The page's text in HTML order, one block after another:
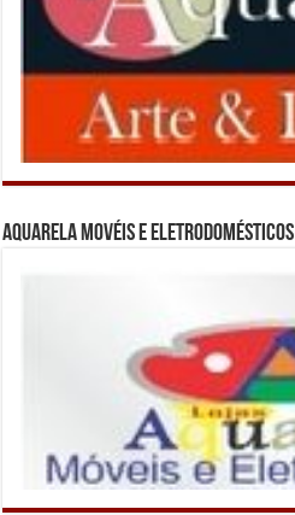
Aquarela Movéis e Eletrodomésticos